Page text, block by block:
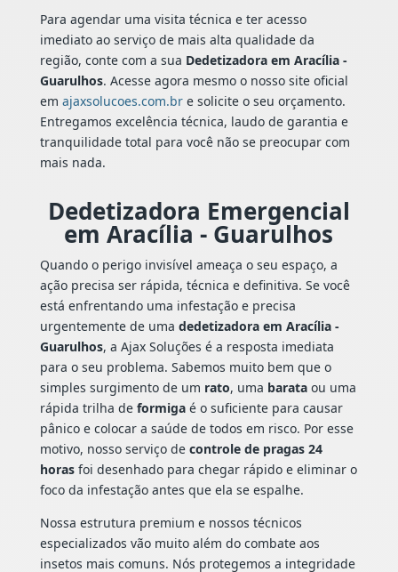
Para agendar uma visita técnica e ter acesso
imediato ao serviço de mais alta qualidade da
região, conte com a sua Dedetizadora em Aracília -
Guarulhos. Acesse agora mesmo o nosso site oficial
em ajaxsolucoes.com.bre solicite o seu orçamento.
Entregamos excelência técnica, laudo de garantia e
tranquilidade total para você não se preocupar com
mais nada.
Dedetizadora Emergencial
em Aracília - Guarulhos
Quando o perigo invisível ameaça o seu espaço, a
ação precisa ser rápida, técnica e definitiva. Se você
está enfrentando uma infestação e precisa
urgentemente de uma dedetizadora em Aracília -
Guarulhos, a Ajax Soluções é a resposta imediata
para o seu problema. Sabemos muito bem que o
simples surgimento de um rato, uma barataou uma
rápida trilha de formigaé o suficiente para causar
pânico e colocar a saúde de todos em risco. Por esse
motivo, nosso serviço de controle de pragas 24
horasfoi desenhado para chegar rápido e eliminar o
foco da infestação antes que ela se espalhe.
Nossa estrutura premium e nossos técnicos
especializados vão muito além do combate aos
insetos mais comuns. Nós protegemos a integridade